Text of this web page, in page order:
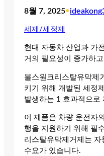
8월 7, 2025•
세제/세정제
현대 자동차 산업과 가
거의 필요성이 증가하
불스원크리스탈유막제
키기 위해 개발된 세정
발생하는 1 효과적으로
이 제품은 차량 운전자
행을 지원하기 위해 필
리스탈유막제거제는
수요가 있습니다.